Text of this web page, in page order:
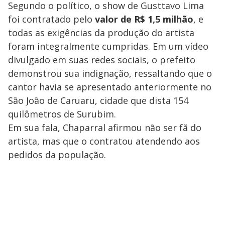
Segundo o político, o show de Gusttavo Lima
foi contratado pelo valor de R$ 1,5 milhão, e
todas as exigências da produção do artista
foram integralmente cumpridas. Em um vídeo
divulgado em suas redes sociais, o prefeito
demonstrou sua indignação, ressaltando que o
cantor havia se apresentado anteriormente no
São João de Caruaru, cidade que dista 154
quilômetros de Surubim.
Em sua fala, Chaparral afirmou não ser fã do
artista, mas que o contratou atendendo aos
pedidos da população.